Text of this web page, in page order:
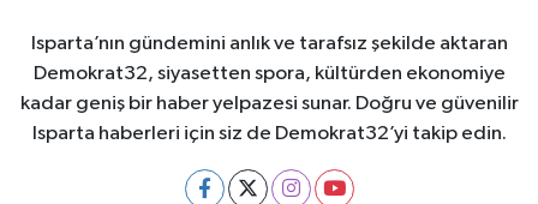
Isparta’nın gündemini anlık ve tarafsız şekilde aktaran
Demokrat32, siyasetten spora, kültürden ekonomiye
kadar geniş bir haber yelpazesi sunar. Doğru ve güvenilir
Isparta haberleri için siz de Demokrat32’yi takip edin.